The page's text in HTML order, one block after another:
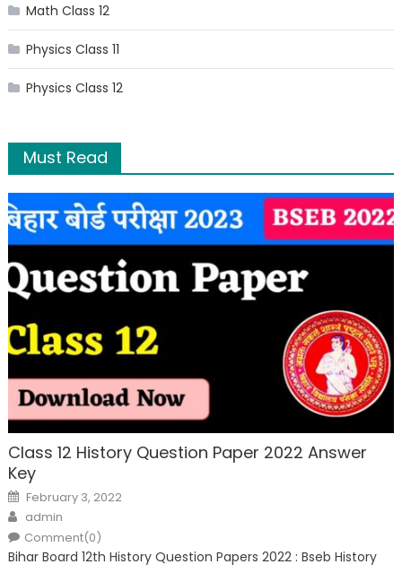
Math Class 12
Physics Class 11
Physics Class 12
Must Read
Class 12 History Question Paper 2022 Answer
Key
February 3, 2022
admin
Comment(0)
Bihar Board 12th History Question Papers 2022 : Bseb History